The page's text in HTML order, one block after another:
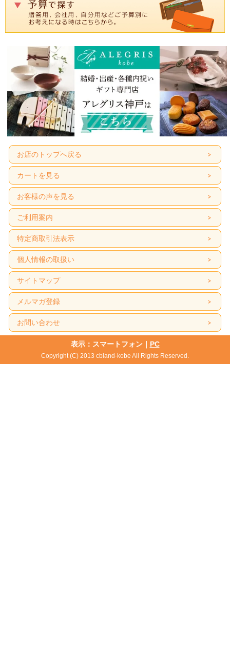
お店のトップへ戻る
カートを見る
お客様の声を見る
ご利用案内
特定商取引法表示
個人情報の取扱い
サイトマップ
メルマガ登録
お問い合わせ
表示：スマートフォン｜ PC
Copyright (C) 2013 cbland-kobe All Rights Reserved.